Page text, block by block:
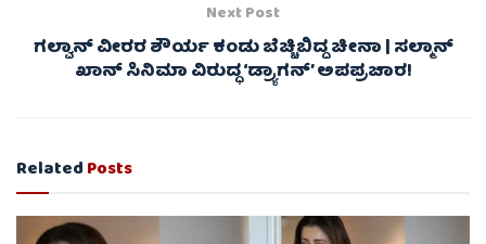
Next Post
ಗಲ್ವಾನ್ ವೀರರ ಶೌರ್ಯ ಕಂಡು ಬೆಚ್ಚಿಬಿದ್ದ ಚೀನಾ | ಸಲ್ಮಾನ್
ಖಾನ್ ಸಿನಿಮಾ ವಿರುದ್ಧ ‘ಡ್ರ್ಯಾಗನ್’ ಅಪಪ್ರಚಾರ!
RelatedPosts